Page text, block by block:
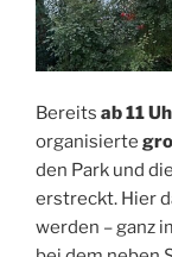
Bereits ab 11
organisierte
den Park und
erstreckt. Hier
werden – ganz